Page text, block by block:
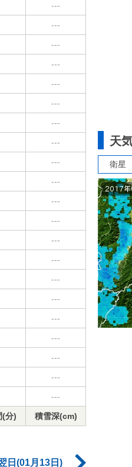
---
---
---
---
---
---
---
---
---
---
---
---
---
---
---
---
---
---
---
---
---
(分) 積雪深(cm)
日(01月13日)
天
衛星